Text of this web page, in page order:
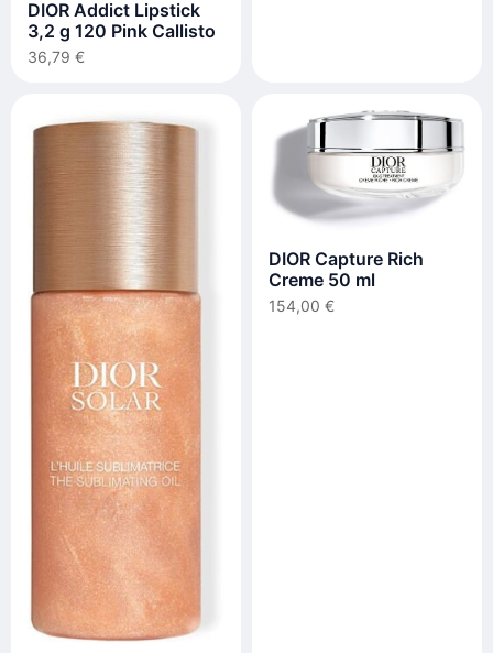
DIOR Addict Lipstick
3,2 g 120 Pink Callisto
36,79 €
DIOR Capture Rich
Creme 50 ml
154,00 €